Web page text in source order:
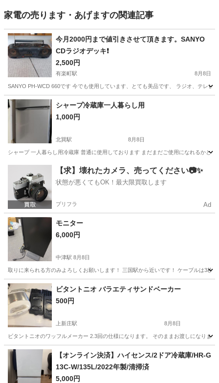
家電の売ります・あげますの関連記事
今月2000円まで値引きさせて頂きます。SANYO
CDラジオデッキ❗
2,500円
有楽町駅 8月8日
SANYO PH-WCD 660です 今でも使用しています、とても美品です、 ラジオ、テレビ
大阪 岸和田市 有楽町駅 オーディオ SANYO
シャープ冷蔵庫一人暮らし用
1,000円
北巽駅 8月8日
シャープ 一人暮らし用冷蔵庫 普通に使用しております まだまだご使用になれるかと
北巽駅 キッチン家電
【求】壊れたカメラ、売ってください📷✨
状態が悪くてもOK！最大限買取します
プリフラ Ad
モニター
6,000円
中津駅 8月8日
取りに来られる方のみよろしくお願いします！ 三国駅から近いです！ ケーブルは3枚
大阪 大阪市 中津駅 家電
ビタントニオ バラエティサンドベーカー
500円
上新庄駅 8月8日
ビタントニオのワッフルメーカー 2.3回の仕様になります。 そのままお渡しになりま
大阪 大阪市 上新庄駅 キッチン家電
【オンライン決済】ハイセンス/2ドア冷蔵庫/HR-G
13C-W/135L/2022年製/清掃済
5,000円